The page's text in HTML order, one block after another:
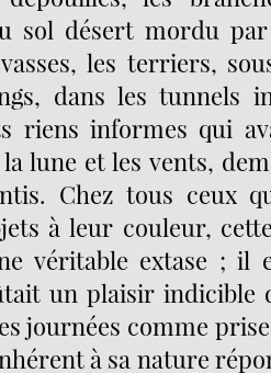
sol désert mordu
les terriers,
dans les tunnels
riens informes qui
lune et les vents,
Chez tous ceux
à leur couleur,
véritable extase ; il
un plaisir indicible
journées comme
à sa nature